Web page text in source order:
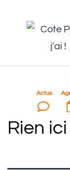
Actus
Rien ici